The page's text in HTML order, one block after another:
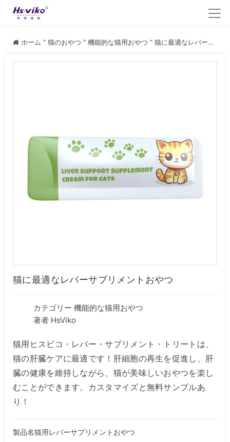
ホーム " 猫のおやつ " 機能的な猫用おやつ " 猫に最適なレバーサプリメントおやつ
猫に最適なレバーサプリメントおやつ
カテゴリー 機能的な猫用おやつ
著者 HsViko
猫用ヒスビコ・レバー・サプリメント・トリートは、
猫の肝臓ケアに最適です！肝細胞の再生を促進し、肝
臓の健康を維持しながら、猫が美味しいおやつを楽し
むことができます。カスタマイズと無料サンプルあ
り！
製品名猫用レバーサプリメントおやつ